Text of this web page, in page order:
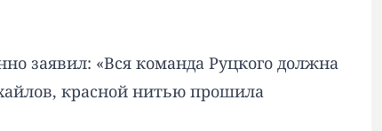
заявил: «Вся команда Руцкого должна
красной нитью прошила